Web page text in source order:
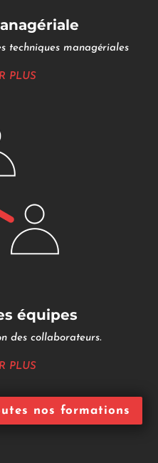
techniques managériales
PLUS
équipes
des collaborateurs.
PLUS
nos formations